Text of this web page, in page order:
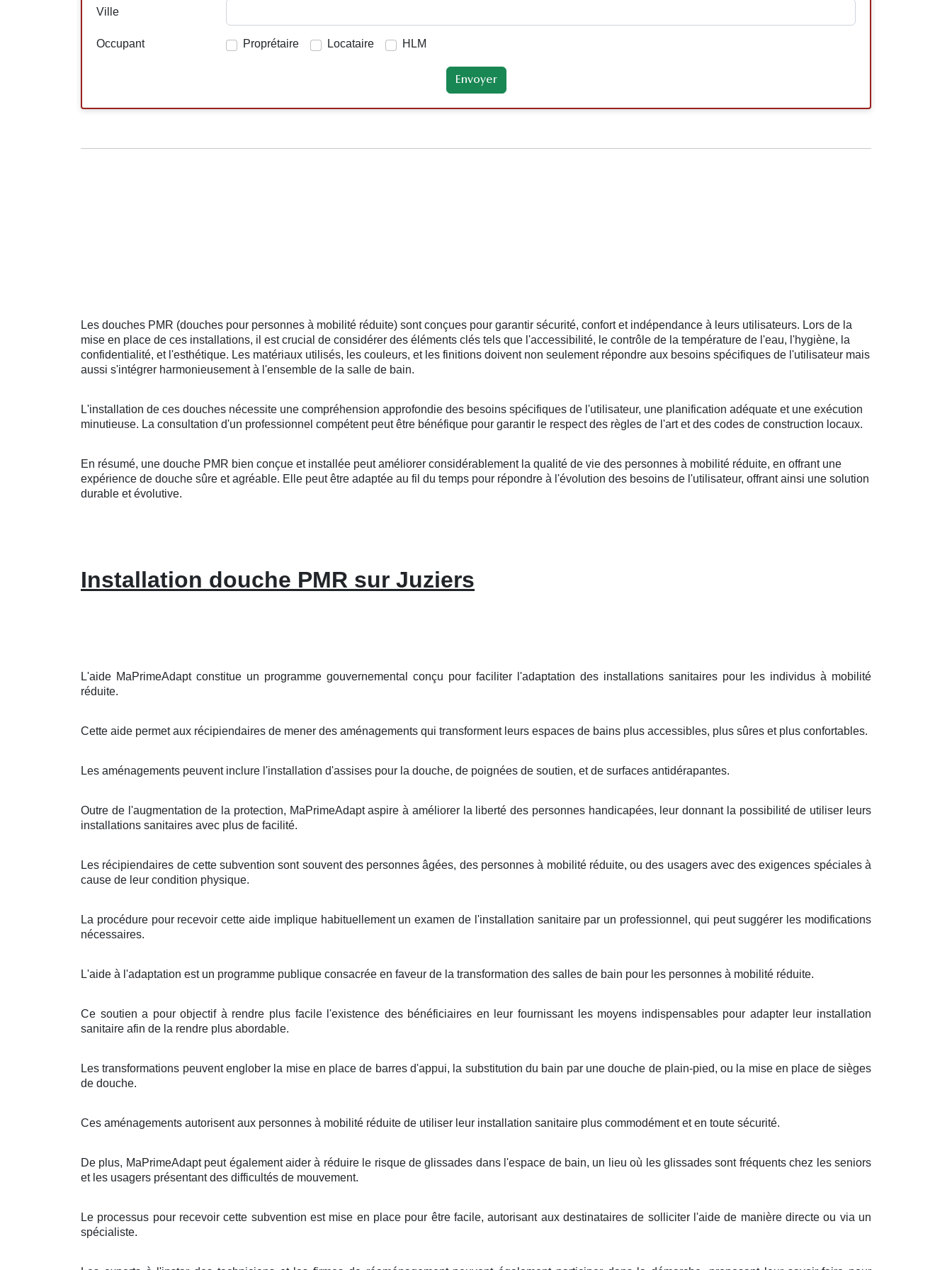
Ville
Occupant Proprétaire Locataire HLM
Les douches PMR (douches pour personnes à mobilité réduite) sont conçues pour garantir sécurité, confort et indépendance à leurs utilisateurs. Lors de la
mise en place de ces installations, il est crucial de considérer des éléments clés tels que l'accessibilité, le contrôle de la température de l'eau, l'hygiène, la
confidentialité, et l'esthétique. Les matériaux utilisés, les couleurs, et les finitions doivent non seulement répondre aux besoins spécifiques de l'utilisateur mais
aussi s'intégrer harmonieusement à l'ensemble de la salle de bain.
L'installation de ces douches nécessite une compréhension approfondie des besoins spécifiques de l'utilisateur, une planification adéquate et une exécution
minutieuse. La consultation d'un professionnel compétent peut être bénéfique pour garantir le respect des règles de l'art et des codes de construction locaux.
En résumé, une douche PMR bien conçue et installée peut améliorer considérablement la qualité de vie des personnes à mobilité réduite, en offrant une
expérience de douche sûre et agréable. Elle peut être adaptée au fil du temps pour répondre à l'évolution des besoins de l'utilisateur, offrant ainsi une solution
durable et évolutive.
Installation douche PMR sur Juziers
L'aide MaPrimeAdapt constitue un programme gouvernemental conçu pour faciliter l'adaptation des installations sanitaires pour les individus à mobilité
réduite.
Cette aide permet aux récipiendaires de mener des aménagements qui transforment leurs espaces de bains plus accessibles, plus sûres et plus confortables.
Les aménagements peuvent inclure l'installation d'assises pour la douche, de poignées de soutien, et de surfaces antidérapantes.
Outre de l'augmentation de la protection, MaPrimeAdapt aspire à améliorer la liberté des personnes handicapées, leur donnant la possibilité de utiliser leurs
installations sanitaires avec plus de facilité.
Les récipiendaires de cette subvention sont souvent des personnes âgées, des personnes à mobilité réduite, ou des usagers avec des exigences spéciales à
cause de leur condition physique.
La procédure pour recevoir cette aide implique habituellement un examen de l'installation sanitaire par un professionnel, qui peut suggérer les modifications
nécessaires.
L'aide à l'adaptation est un programme publique consacrée en faveur de la transformation des salles de bain pour les personnes à mobilité réduite.
Ce soutien a pour objectif à rendre plus facile l'existence des bénéficiaires en leur fournissant les moyens indispensables pour adapter leur installation
sanitaire afin de la rendre plus abordable.
Les transformations peuvent englober la mise en place de barres d'appui, la substitution du bain par une douche de plain-pied, ou la mise en place de sièges
de douche.
Ces aménagements autorisent aux personnes à mobilité réduite de utiliser leur installation sanitaire plus commodément et en toute sécurité.
De plus, MaPrimeAdapt peut également aider à réduire le risque de glissades dans l'espace de bain, un lieu où les glissades sont fréquents chez les seniors
et les usagers présentant des difficultés de mouvement.
Le processus pour recevoir cette subvention est mise en place pour être facile, autorisant aux destinataires de solliciter l'aide de manière directe ou via un
spécialiste.